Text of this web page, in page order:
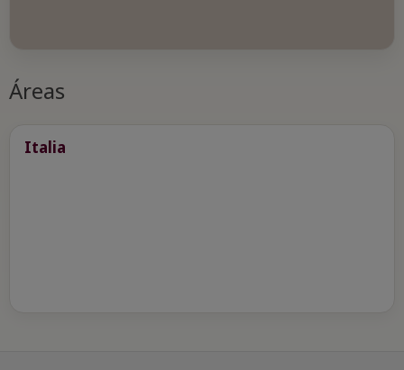
Áreas
Italia